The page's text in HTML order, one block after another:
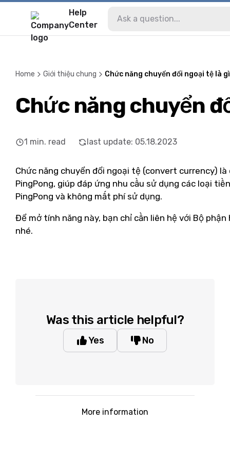
Help
Center
Home Giới thiệu chung Chức năng chuyển đổi ngoại tệ là
Chức năng chuyển
1 min. read last update: 05.18.2023
Chức năng chuyển đổi ngoại tệ (convert currency) là
PingPong, giúp đáp ứng nhu cầu sử dụng các loại
PingPong và không mất phí sử dụng.
Để mở tính năng này, bạn chỉ cần liên hệ với Bộ
nhé.
Was this article helpful?
Yes No
More information